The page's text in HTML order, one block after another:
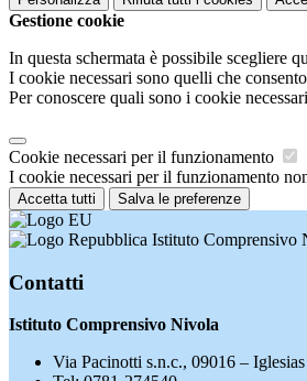
Gestione cookie
In questa schermata è possibile scegliere
I cookie necessari sono quelli che
Per conoscere quali sono i cookie
Cookie necessari per il funzionamento
I cookie necessari per il funzionamento
Accetta tutti Salva le preferenze
Istituto Comprensivo
Contatti
Istituto Comprensivo Nivola
Via Pacinotti s.n.c., 09016 – Iglesias